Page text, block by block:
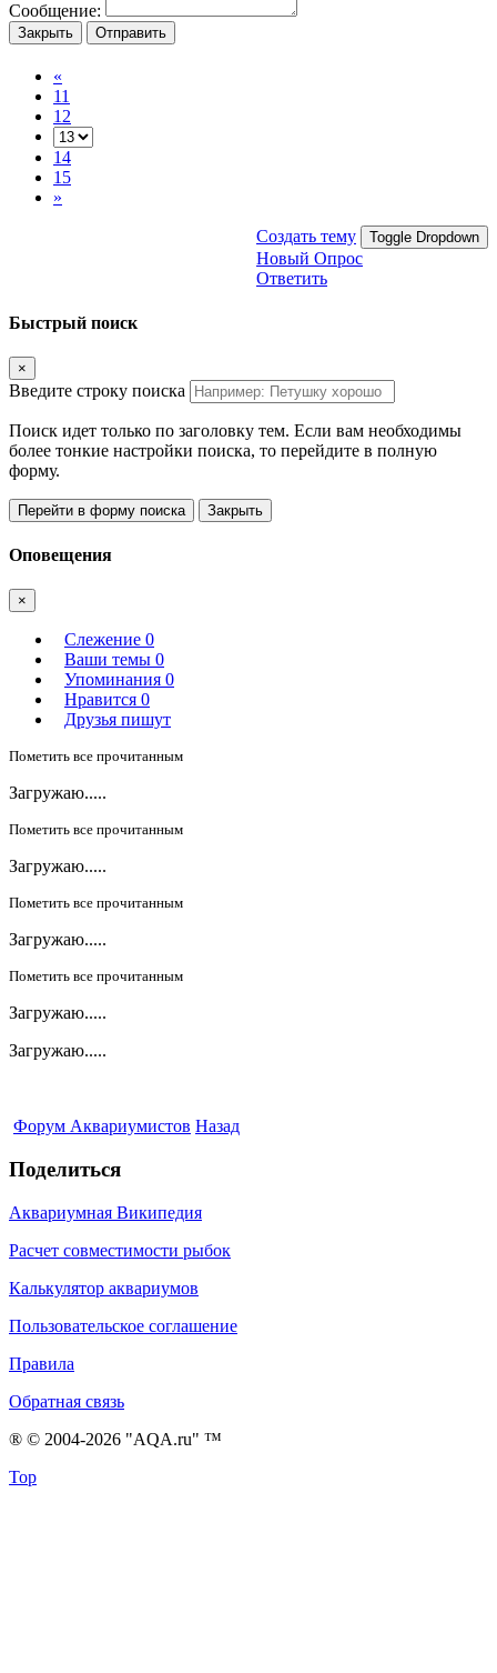
Сообщение:
Закрыть Отправить
«
11
12
14
15
»
Создать тему Toggle Dropdown
Новый Опрос
Ответить
Быстрый поиск
×
Введите строку поиска
Поиск идет только по заголовку тем. Если вам необходимы
более тонкие настройки поиска, то перейдите в полную
форму.
Перейти в форму поиска Закрыть
Оповещения
×
Слежение 0
Ваши темы 0
Упоминания 0
Нравится 0
Друзья пишут
Пометить все прочитанным
Загружаю.....
Пометить все прочитанным
Загружаю.....
Пометить все прочитанным
Загружаю.....
Пометить все прочитанным
Загружаю.....
Загружаю.....
Форум Аквариумистов Назад
Поделиться
Аквариумная Википедия
Расчет совместимости рыбок
Калькулятор аквариумов
Пользовательское соглашение
Правила
Обратная связь
® © 2004-2026 "AQA.ru" ™
Top